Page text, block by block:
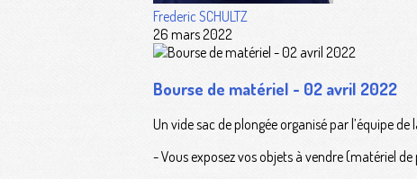
Frederic SCHULTZ
26 mars 2022
Bourse de matériel - 02 avril 2022
Un vide sac de plongée organisé par l’équipe de
- Vous exposez vos objets à vendre (matériel